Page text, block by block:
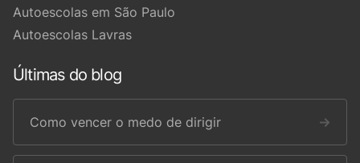
Autoescolas em São Paulo
Autoescolas Lavras
Últimas do blog
Como vencer o medo de dirigir →